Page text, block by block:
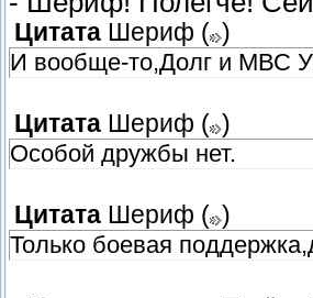
Цитата Шериф ( )
И вообще-то,Долг и МВС
Цитата Шериф ( )
Особой дружбы нет.
Цитата Шериф ( )
Только боевая